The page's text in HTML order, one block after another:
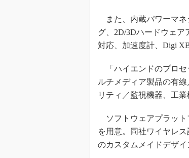
また、内蔵パワーマネ
グ、2D/3Dハードウェ
対応、加速度計、Digi
「ハイエンドのプロセ
ルチメディア製品の有
リティ／監視機器、工
ソフトウェアプラット
を用意。同社ワイヤレ
のカスタムメイドデザイ